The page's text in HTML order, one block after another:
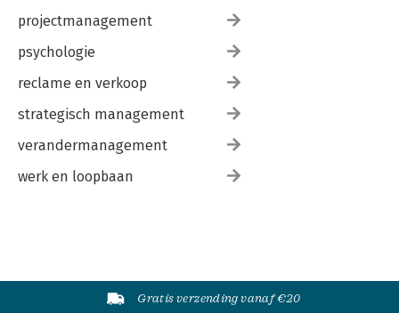
projectmanagement
psychologie
reclame en verkoop
strategisch management
verandermanagement
werk en loopbaan
Gratis verzending vanaf €20